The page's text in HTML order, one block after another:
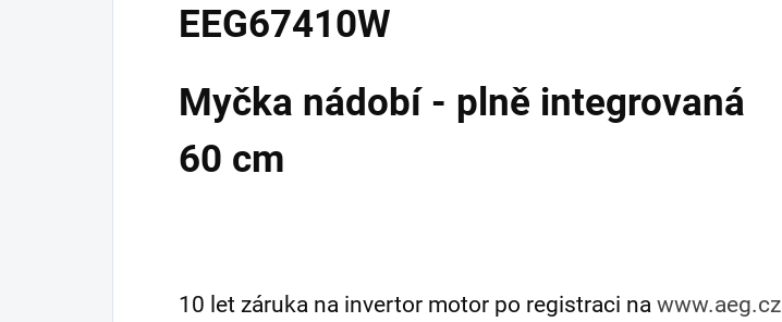
EEG67410W
Myčka nádobí - plně integrovaná
60 cm
10 let záruka na invertor motor po registraci na www.aeg.cz